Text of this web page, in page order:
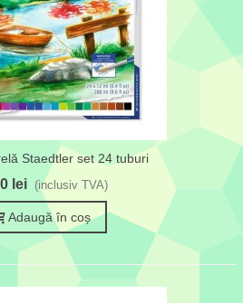
Staedtler set 24 tuburi
lei (inclusiv TVA)
Adaugă în coș